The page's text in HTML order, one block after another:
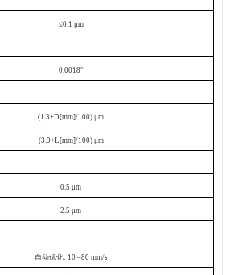
≤0.1 μm
0.0018°
(1.3+D[mm]/100) μm
(3.9+L[mm]/100) μm
0.5 μm
2.5 μm
自动优化: 10 –80 mm/s